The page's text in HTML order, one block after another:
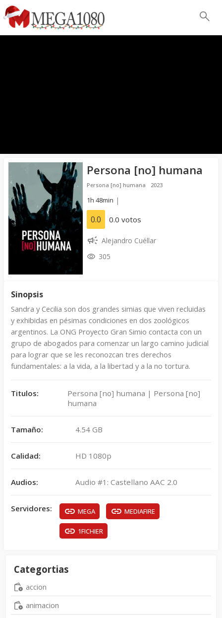
Persona [no] humana
Persona [no] humana 2023
1h 48min |
0.0 0.0 votos
Alejandro Cuéllar
305
Sinopsis
Sandra y Cecilia son dos grandes simias que viven recluidas
y exhibidas en pésimas condiciones en dos zoológicos
argentinos. La ONG Proyecto Gran Simio contacta con un
grupo de abogados para comenzar un largo camino judicial
para lograr que se les reconozcan tres derechos
fundamentales: a la vida, a la libertad y a la no tortura.
Titulos:
Persona [no] humana | Persona [no]
humana
Tamaño: 4.54 GB
Calidad: HD 1080p
Audios: Audio #1: Castellano AAC 2.0
Servidores: MEGA MEDIAFIRE
1FICHIER
Categortias
accion
animacion